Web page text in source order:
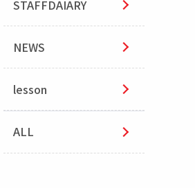
STAFFDAIARY
NEWS
lesson
ALL